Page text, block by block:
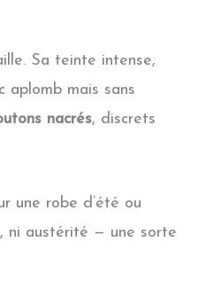
Sa teinte intense,
aplomb mais sans
nacrés, discrets
une robe d’été ou
ni austérité — une sorte